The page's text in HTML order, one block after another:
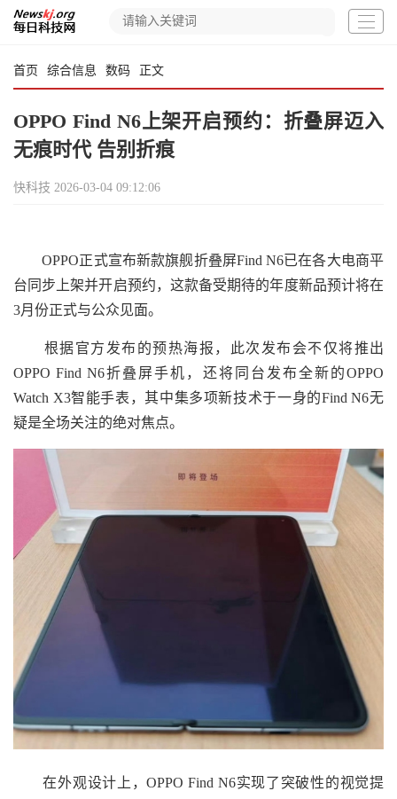
首页 综合信息 数码 正文
OPPO Find N6上架开启预约：折叠屏迈入
无痕时代 告别折痕
快科技 2026-03-04 09:12:06
OPPO正式宣布新款旗舰折叠屏Find N6已在各大电商平
台同步上架并开启预约，这款备受期待的年度新品预计将在
3月份正式与公众见面。
根据官方发布的预热海报，此次发布会不仅将推出
OPPO Find N6折叠屏手机，还将同台发布全新的OPPO
Watch X3智能手表，其中集多项新技术于一身的Find N6无
疑是全场关注的绝对焦点。
在外观设计上，OPPO Find N6实现了突破性的视觉提